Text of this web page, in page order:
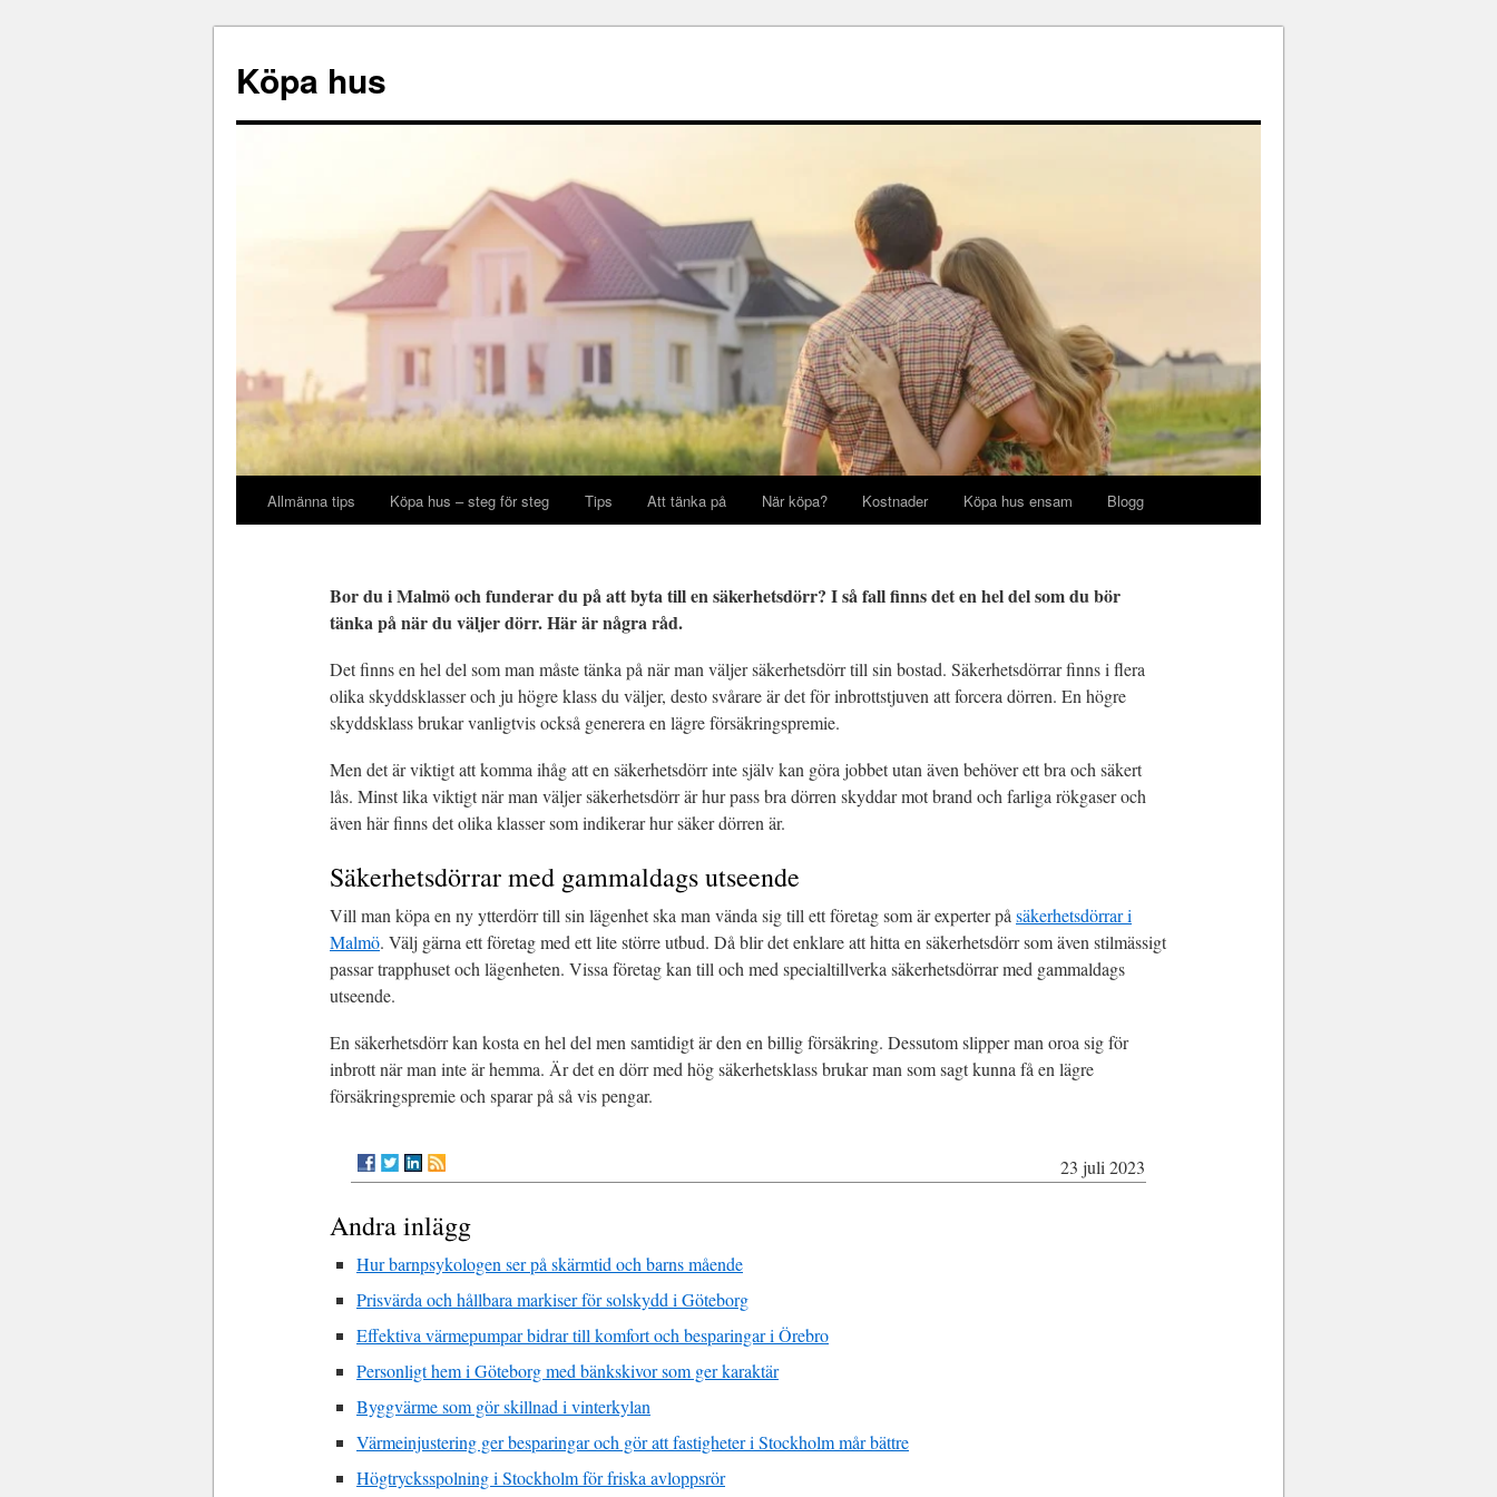
Köpa hus
Allmänna tips Köpa hus – steg för steg Tips Att tänka på När köpa? Kostnader Köpa hus ensam Blogg
Bor du i Malmö och funderar du på att byta till en säkerhetsdörr? I så fall finns det en hel del som du bör
tänka på när du väljer dörr. Här är några råd.
Det finns en hel del som man måste tänka på när man väljer säkerhetsdörr till sin bostad. Säkerhetsdörrar finns i flera
olika skyddsklasser och ju högre klass du väljer, desto svårare är det för inbrottstjuven att forcera dörren. En högre
skyddsklass brukar vanligtvis också generera en lägre försäkringspremie.
Men det är viktigt att komma ihåg att en säkerhetsdörr inte själv kan göra jobbet utan även behöver ett bra och säkert
lås. Minst lika viktigt när man väljer säkerhetsdörr är hur pass bra dörren skyddar mot brand och farliga rökgaser och
även här finns det olika klasser som indikerar hur säker dörren är.
Säkerhetsdörrar med gammaldags utseende
Vill man köpa en ny ytterdörr till sin lägenhet ska man vända sig till ett företag som är experter på säkerhetsdörrar i
Malmö. Välj gärna ett företag med ett lite större utbud. Då blir det enklare att hitta en säkerhetsdörr som även stilmässigt
passar trapphuset och lägenheten. Vissa företag kan till och med specialtillverka säkerhetsdörrar med gammaldags
utseende.
En säkerhetsdörr kan kosta en hel del men samtidigt är den en billig försäkring. Dessutom slipper man oroa sig för
inbrott när man inte är hemma. Är det en dörr med hög säkerhetsklass brukar man som sagt kunna få en lägre
försäkringspremie och sparar på så vis pengar.
23 juli 2023
Andra inlägg
Hur barnpsykologen ser på skärmtid och barns mående
Prisvärda och hållbara markiser för solskydd i Göteborg
Effektiva värmepumpar bidrar till komfort och besparingar i Örebro
Personligt hem i Göteborg med bänkskivor som ger karaktär
Byggvärme som gör skillnad i vinterkylan
Värmeinjustering ger besparingar och gör att fastigheter i Stockholm mår bättre
Högtrycksspolning i Stockholm för friska avloppsrör